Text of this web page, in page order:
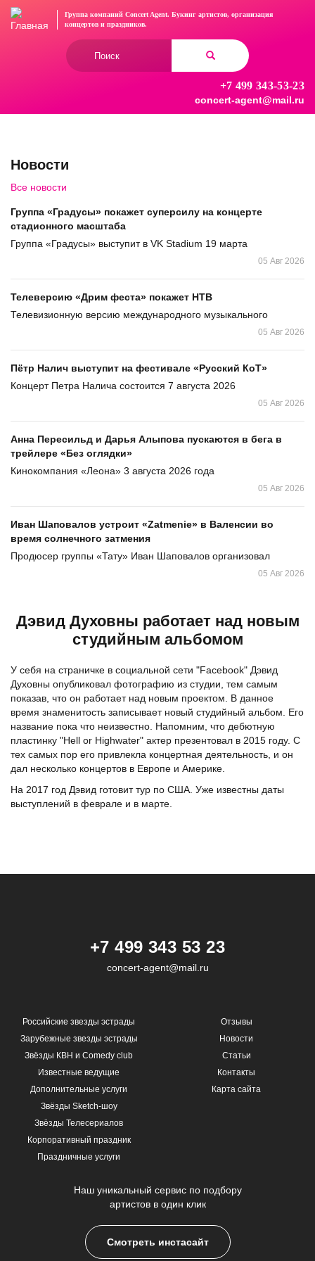
Перейти
Группа компаний Concert Agent. Букинг артистов, организация
концертови праздников.
+7 499 343-53-23
concert-agent@mail.ru
Новости
Все новости
Группа «Градусы» покажет суперсилу на концерте
стадионного масштаба
Группа «Градусы» выступит в VK Stadium 19 марта
05 Авг 2026
Телеверсию «Дрим феста» покажет НТВ
Телевизионную версию международного музыкального
05 Авг 2026
Пётр Налич выступит на фестивале «Русский КоТ»
Концерт Петра Налича состоится 7 августа 2026
05 Авг 2026
Анна Пересильд и Дарья Алыпова пускаются в бега в
трейлере «Без оглядки»
Кинокомпания «Леона» 3 августа 2026 года
05 Авг 2026
Иван Шаповалов устроит «Zatmenie» в Валенсии во
время солнечного затмения
Продюсер группы «Тату» Иван Шаповалов организовал
05 Авг 2026
Дэвид Духовны работает над новым
студийным альбомом
У себя на страничке в социальной сети "Facebook" Дэвид
Духовны опубликовал фотографию из студии, тем самым
показав, что он работает над новым проектом. В данное
время знаменитость записывает новый студийный альбом. Его
название пока что неизвестно. Напомним, что дебютную
пластинку "Hell or Highwater" актер презентовал в 2015 году. С
тех самых пор его привлекла концертная деятельность, и он
дал несколько концертов в Европе и Америке.
На 2017 год Дэвид готовит тур по США. Уже известны даты
выступлений в феврале и в марте.
+7 499 343 53 23
concert-agent@mail.ru
Российские звезды эстрады
Зарубежные звезды эстрады
Звёзды КВН и Comedy club
Известные ведущие
Дополнительные услуги
Звёзды Sketch-шоу
Звёзды Телесериалов
Корпоративный праздник
Праздничные услуги
Отзывы
Новости
Статьи
Контакты
Карта сайта
Наш уникальный сервис по подбору
артистов в один клик
Смотреть инстасайт